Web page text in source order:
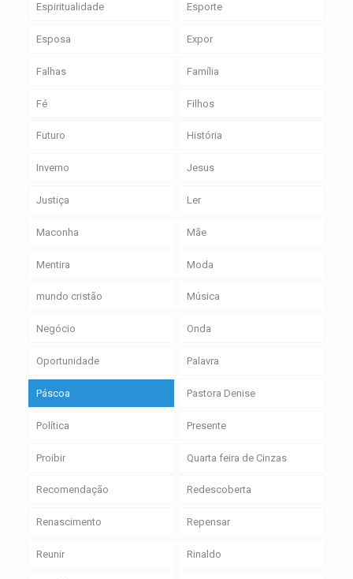
Espiritualidade Esporte
Esposa Expor
Falhas Família
Fé Filhos
Futuro História
Inverno Jesus
Justiça Ler
Maconha Mãe
Mentira Moda
mundo cristão Música
Negócio Onda
Oportunidade Palavra
Páscoa Pastora Denise
Política Presente
Proibir Quarta feira de Cinzas
Recomendação Redescoberta
Renascimento Repensar
Reunir Rinaldo